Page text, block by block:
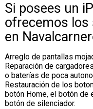
Si posees un
ofrecemos los
en
Arreglo de pantallas
Reparación de
o baterías de poca
Restauración de los
botón Home, el botón de
botón de silenciador.